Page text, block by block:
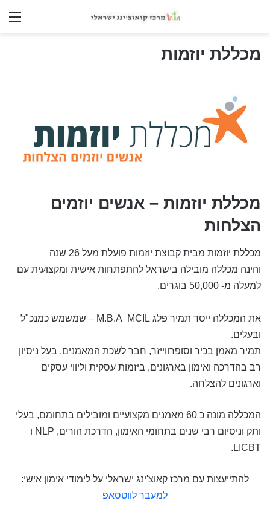
מכללת יוזמות
מכללת יוזמות – אנשים יוזמים
הצלחות
מכללת יוזמות מבית קבוצת יוזמות פועלת מעל 26 שנה
והינה מכללה מובילה בישראל להתפתחות אישית ומקצועית עם
למעלה מ- 50,000 בוגרים
.
את המכללה ייסד תמיר פלג M.B.A MCIL
– שמשמש כמנכ"ל
ובעלים.
תמיר מאמן בכיר וסופרווייזר, חבר לשכת המאמנים, בעל ניסיון
רב בהדרכה ואימון בארגונים, ביזמות עסקית וליווי עסקים
וארגונים להצלחה.
המכללה מונה כ 60 מאמנים מקצועיים ומובילים בתחומם, בעלי
ותק וניסיום רבי שנים בתחומי האימון, הדרכת הורים, NLP ו
LICBT.
להתייעצות עם מרכז קאוצ'ינג ישראלי על לימודי אימון אישי:
למעבר לווטסאפ